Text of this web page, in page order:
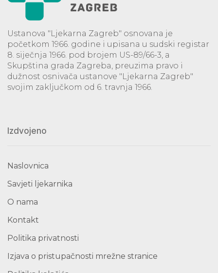
Ustanova "Ljekarna Zagreb" osnovana je
početkom 1966. godine i upisana u sudski registar
8. siječnja 1966. pod brojem US-89/66-3, a
Skupština grada Zagreba, preuzima pravo i
dužnost osnivača ustanove "Ljekarna Zagreb"
svojim zaključkom od 6. travnja 1966.
Izdvojeno
Naslovnica
Savjeti ljekarnika
O nama
Kontakt
Politika privatnosti
Izjava o pristupačnosti mrežne stranice